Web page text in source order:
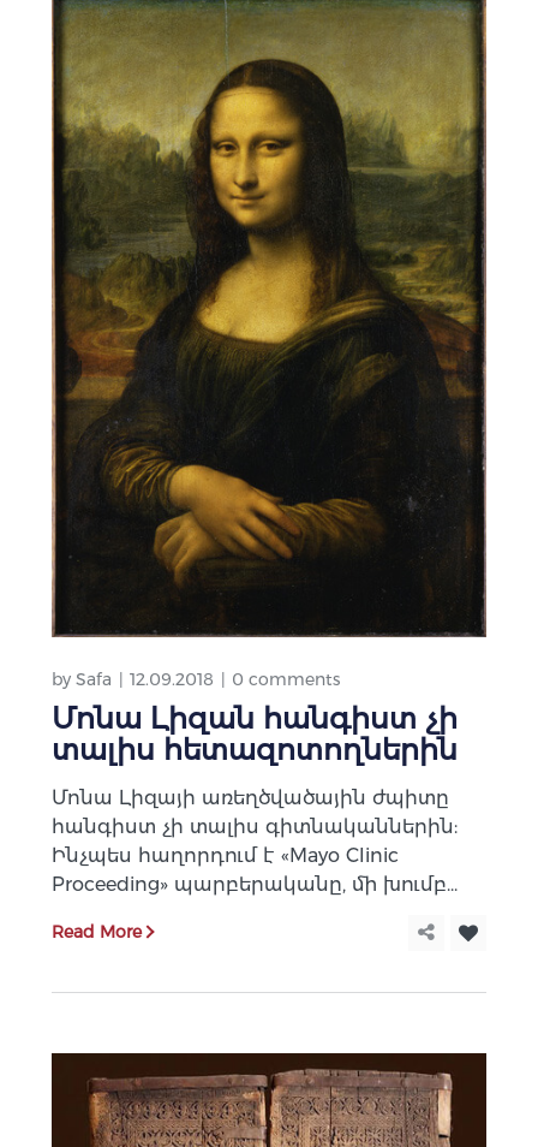
by Safa 12.09.2018 0 comments
Մոնա Լիզան հանգիստ չի
տալիս հետազոտողներին
Մոնա Լիզայի առեղծվածային ժպիտը
հանգիստ չի տալիս գիտնականներին:
Ինչպես հաղորդում է «Mayo Clinic
Proceeding» պարբերականը, մի խումբ...
Read More